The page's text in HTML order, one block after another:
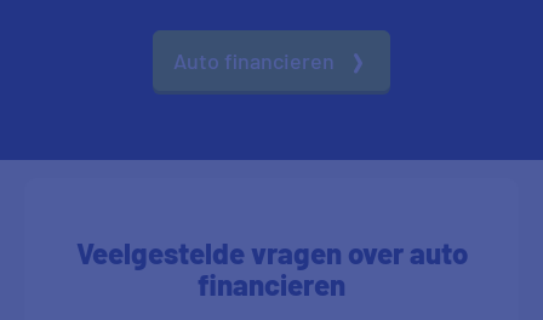
Auto financieren
Veelgestelde vragen over auto
financieren